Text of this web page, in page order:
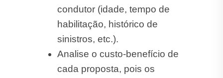
condutor (idade, tempo de
habilitação, histórico de
sinistros, etc.).
Analise o custo-benefício de
cada proposta, pois os